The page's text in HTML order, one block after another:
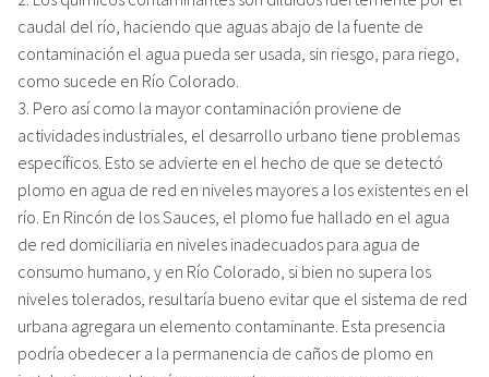
caudal del río, haciendo que aguas abajo de la fuente de
contaminación el agua pueda ser usada, sin riesgo, para riego,
como sucede en Río Colorado.
3. Pero así como la mayor contaminación proviene de
actividades industriales, el desarrollo urbano tiene problemas
específicos. Esto se advierte en el hecho de que se detectó
plomo en agua de red en niveles mayores a los existentes en el
río. En Rincón de los Sauces, el plomo fue hallado en el agua
de red domiciliaria en niveles inadecuados para agua de
consumo humano, y en Río Colorado, si bien no supera los
niveles tolerados, resultaría bueno evitar que el sistema de red
urbana agregara un elemento contaminante. Esta presencia
podría obedecer a la permanencia de caños de plomo en